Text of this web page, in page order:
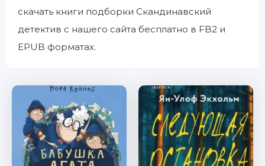
скачать книги подборки Скандинавский
детектив с нашего сайта бесплатно в FB2 и
EPUB форматах.